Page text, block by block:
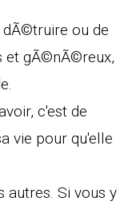
ou de
et gÃ©nÃ©reux,
c'est de
vie pour qu'elle
autres. Si vous y